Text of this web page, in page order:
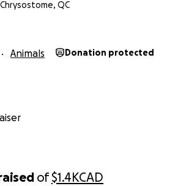
of$1.4KCAD
QC
Animals Donation protected